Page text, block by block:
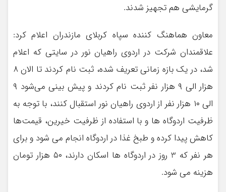
گرمایشی هم تجهیز شدند.
معاون هماهنگ کننده سپاه کربلای مازندران اعلام کرد:
علاقمندان شرکت در اردوی راهیان نور در سایتی که اعلام
شد، در یک بازه زمانی تعریف شده، ثبت نام کردند تا الان ۸
هزار الی ۹ هزار نفر ثبت نام کردند و پیش بینی می‌شود ۹
الی ۱۰ هزار نفر از اردوی راهیان نور استقبال کنند، با توجه به
ظرفیت اردوگاه ها و با استفاده از ظرفیت خیرین، قیمت‌ها
کاهش پیدا کرده و طبخ غذا در اردوگاه انجام می شود و برای
هر نفر که 3 روز در اردوگاه ها اسکان دارند، ۵۰ هزار تومان
هزینه می شود.